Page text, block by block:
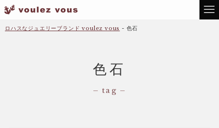
ロハスなジュエリーブランド voulez vous - 色石
色石
– tag –